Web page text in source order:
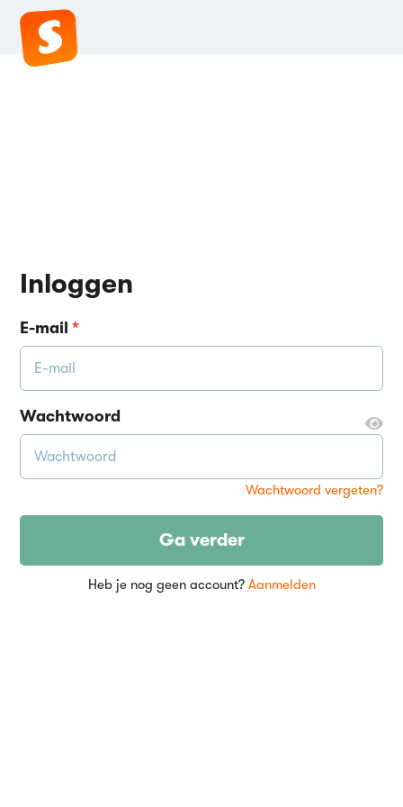
Inloggen
E-mail*
Wachtwoord
Wachtwoord vergeten?
Ga verder
Heb je nog geen account? Aanmelden